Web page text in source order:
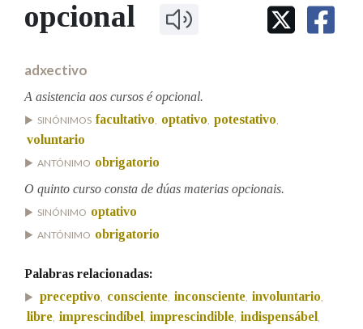
IDENTIDADE CORPORATIVA
MARCIAL DEL ADALID
FIGURAS HOMENAXEADAS
PRIMAVERA DAS LETRAS
PORTAL DAS PALABRAS
Facebook
TwitterYoutubeInstagram
Bluesky
BUSCAR NOS LEMAS
Remata por
Nas definicións
opcional
adxectivo
A asistencia aos cursos é opcional.
SINÓNIMOS facultativo, optativo, potestativo,
voluntario
ANTÓNIMO obrigatorio
O quinto curso consta de dúas materias opcionais.
SINÓNIMO optativo
ANTÓNIMO obrigatorio
Palabras relacionadas:
preceptivo, consciente, inconsciente, involuntario,
libre, imprescindíbel , imprescindible, indispensábel ,